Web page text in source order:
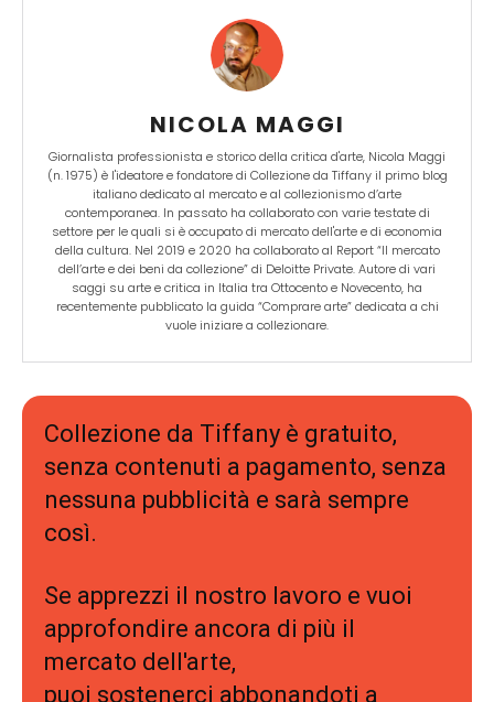
NICOLA MAGGI
Giornalista professionista e storico della critica d'arte, Nicola Maggi
(n. 1975) è l'ideatore e fondatore di Collezione da Tiffany il primo blog
italiano dedicato al mercato e al collezionismo d’arte
contemporanea. In passato ha collaborato con varie testate di
settore per le quali si è occupato di mercato dell'arte e di economia
della cultura. Nel 2019 e 2020 ha collaborato al Report “Il mercato
dell’arte e dei beni da collezione” di Deloitte Private. Autore di vari
saggi su arte e critica in Italia tra Ottocento e Novecento, ha
recentemente pubblicato la guida “Comprare arte” dedicata a chi
vuole iniziare a collezionare.
Collezione da Tiffany è gratuito,
senza contenuti a pagamento, senza
nessuna pubblicità e sarà sempre
così.
Se apprezzi il nostro lavoro e vuoi
approfondire ancora di più il
mercato dell'arte,
puoi sostenerci abbonandoti a